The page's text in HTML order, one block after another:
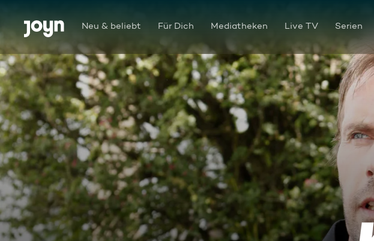
Zum Inhalt springen
Barrierefrei Neu & beliebt Für Dich Mediatheken Live TV Serien